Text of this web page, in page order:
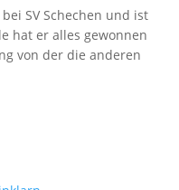
SV Schechen und ist
hat er alles gewonnen
von der die anderen